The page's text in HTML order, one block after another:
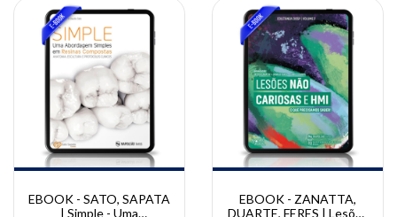
EBOOK - SATO, SAPATA
| Simple - Uma
EBOOK - ZANATTA,
DUARTE, FERES | Lesões